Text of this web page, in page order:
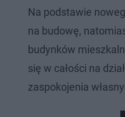
Na podstawie
na budowę,
budynków
się w całości na
zaspokojenia